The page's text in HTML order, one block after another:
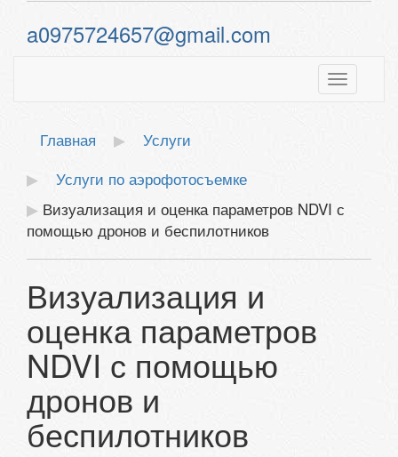
a0975724657@gmail.com
Toggle
Главная
Услуги
Услуги по аэрофотосъемке
Визуализация и оценка параметров NDVI с
помощью дронов и беспилотников
Визуализация и
оценка параметров
NDVI с помощью
дронов и
беспилотников